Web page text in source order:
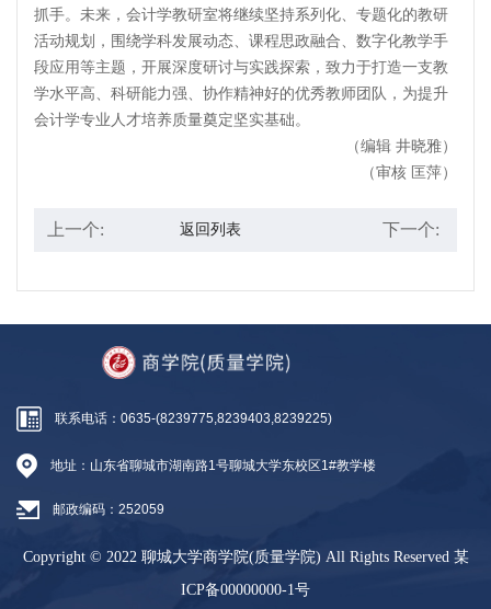
抓手。未来，会计学教研室将继续坚持系列化、专题化的教研
活动规划，围绕学科发展动态、课程思政融合、数字化教学手
段应用等主题，开展深度研讨与实践探索，致力于打造一支教
学水平高、科研能力强、协作精神好的优秀教师团队，为提升
会计学专业人才培养质量奠定坚实基础。
（编辑 井晓雅）
（审核 匡萍）
上一个: 返回列表 下一个:
联系电话：0635-(8239775,8239403,8239225)
地址：山东省聊城市湖南路1号聊城大学东校区1#教学楼
邮政编码：252059
Copyright © 2022 聊城大学商学院(质量学院) All Rights Reserved 某
ICP备00000000-1号